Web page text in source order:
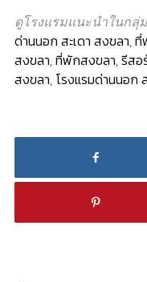
ดูโรงแรมแนะนำในกลุ่
ด่านนอก สะเดา สงขลา,ที่
สงขลา,ที่พักสงขลา,รีสอ
สงขลา, โรงแรมด่านนอก